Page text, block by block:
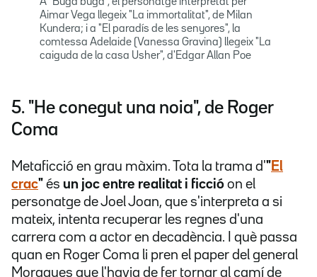
A "Buga buga", el personatge interpretat per
Aimar Vega llegeix "La immortalitat", de Milan
Kundera; i a "El paradís de les senyores", la
comtessa Adelaide (Vanessa Gravina) llegeix "La
caiguda de la casa Usher", d'Edgar Allan Poe
5. "He conegut una noia", de Roger
Coma
Metaficció en grau màxim. Tota la trama d'"El
crac" és un joc entre realitat i ficció on el
personatge de Joel Joan, que s'interpreta a si
mateix, intenta recuperar les regnes d'una
carrera com a actor en decadència. I què passa
quan en Roger Coma li pren el paper del general
Moragues que l'havia de fer tornar al camí de